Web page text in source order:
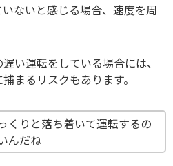
ないと感じる場合、速度を周
い運転をしている場合には、
まるリスクもあります。
くりと落ち着いて運転するの
んだね